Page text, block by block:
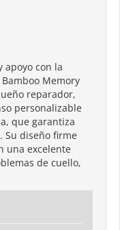
apoyo con la
Memory
reparador,
personalizable
que garantiza
Su diseño firme
una excelente
de cuello,